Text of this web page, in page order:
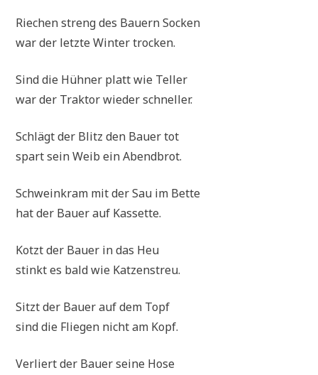
Rie­chen streng des Bau­ern Socken
war der letz­te Win­ter trocken.
Sind die Hüh­ner platt wie Teller
war der Trak­tor wie­der schneller.
Schlägt der Blitz den Bau­er tot
spart sein Weib ein Abendbrot.
Schwein­kram mit der Sau im Bette
hat der Bau­er auf Kassette.
Kotzt der Bau­er in das Heu
stinkt es bald wie Katzenstreu.
Sitzt der Bau­er auf dem Topf
sind die Flie­gen nicht am Kopf.
Ver­liert der Bau­er sei­ne Hose